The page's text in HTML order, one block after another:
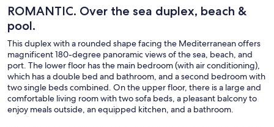
ROMANTIC. Over the sea duplex, beach &
pool.
This duplex with a rounded shape facing the Mediterranean offers
magnificent 180-degree panoramic views of the sea, beach, and
port. The lower floor has the main bedroom (with air conditioning),
which has a double bed and bathroom, and a second bedroom with
two single beds combined. On the upper floor, there is a large and
comfortable living room with two sofa beds, a pleasant balcony to
enjoy meals outside, an equipped kitchen, and a bathroom.